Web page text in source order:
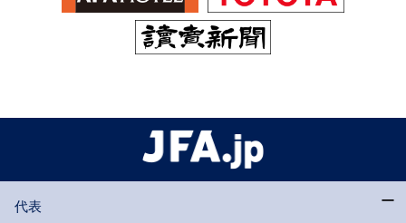
代表